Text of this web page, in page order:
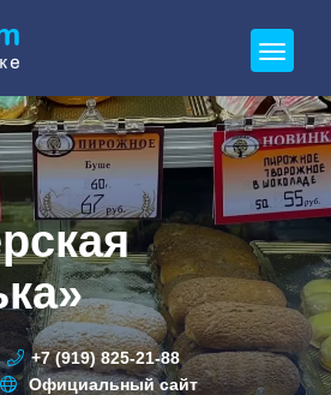
+7 (919) 825-21-88
Официальный сайт